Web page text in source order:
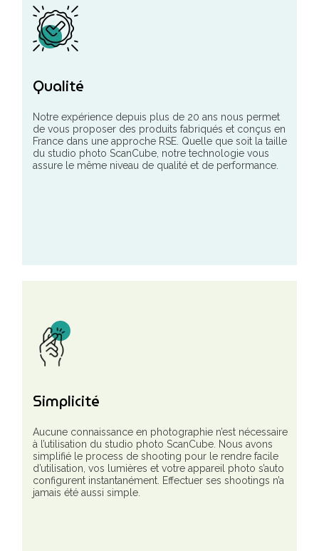
Qualité
Notre expérience depuis plus de 20 ans nous permet
de vous proposer des produits fabriqués et conçus en
France dans une approche RSE. Quelle que soit la taille
du studio photo ScanCube, notre technologie vous
assure le même niveau de qualité et de performance.
Simplicité
Aucune connaissance en photographie n’est nécessaire
à l’utilisation du studio photo ScanCube. Nous avons
simplifié le process de shooting pour le rendre facile
d’utilisation, vos lumières et votre appareil photo s’auto
configurent instantanément. Effectuer ses shootings n’a
jamais été aussi simple.